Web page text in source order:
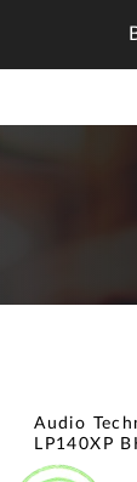
Añadir a wishlist
Audio
LP140XP